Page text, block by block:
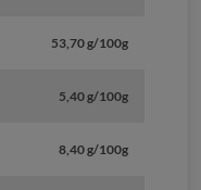
53,70 g/100g
5,40 g/100g
8,40 g/100g